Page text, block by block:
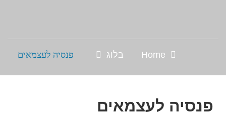
Home בלוג פנסיה לעצמאים
פנסיה לעצמאים